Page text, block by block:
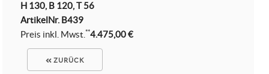
H 130, B 120, T 56
ArtikelNr. B439
Preis inkl. Mwst.**4.475,00 €
ZURÜCK